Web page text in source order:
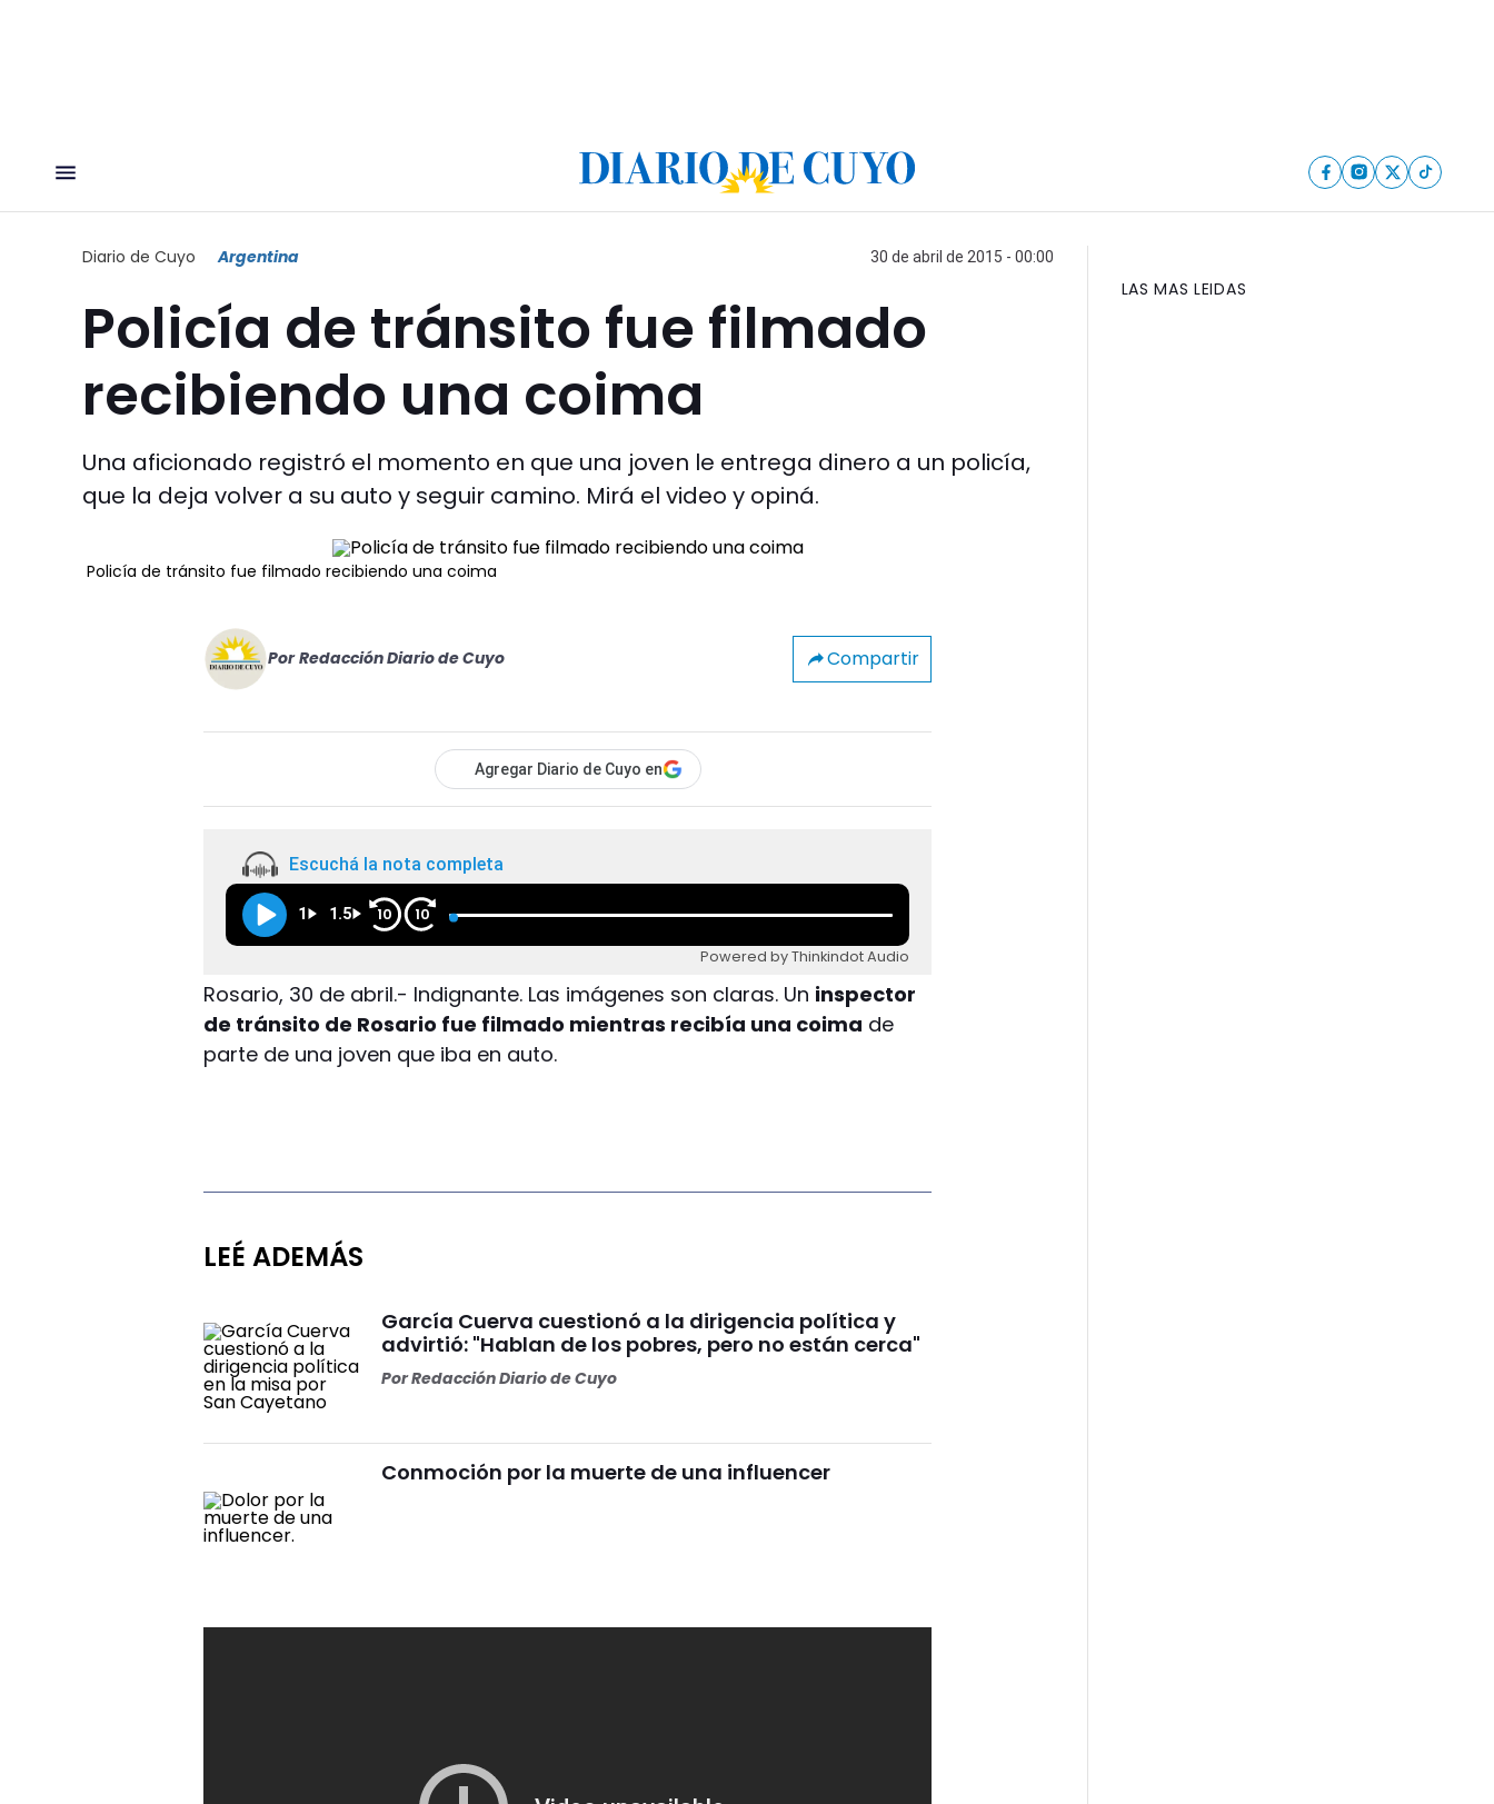
Diario de Cuyo Argentina 30 de abril de 2015 - 00:00
Policía de tránsito fue filmado
recibiendo una coima
Una aficionado registró el momento en que una joven le entrega dinero a un policía,
que la deja volver a su auto y seguir camino. Mirá el video y opiná.
Policía de tránsito fue filmado recibiendo una coima
Por Redacción Diario de Cuyo Compartir
Agregar Diario de Cuyo en
Escuchá la nota completa
1 1.5 10 10
Powered by Thinkindot Audio
Rosario, 30 de abril.- Indignante. Las imágenes son claras. Un inspector
de tránsito de Rosario fue filmado mientras recibía una coima de
parte de una joven que iba en auto.
LEÉ ADEMÁS
García Cuerva cuestionó a la dirigencia política y
advirtió: "Hablan de los pobres, pero no están cerca"
PorRedacción Diario de Cuyo
Conmoción por la muerte de una influencer
LAS MAS LEIDAS